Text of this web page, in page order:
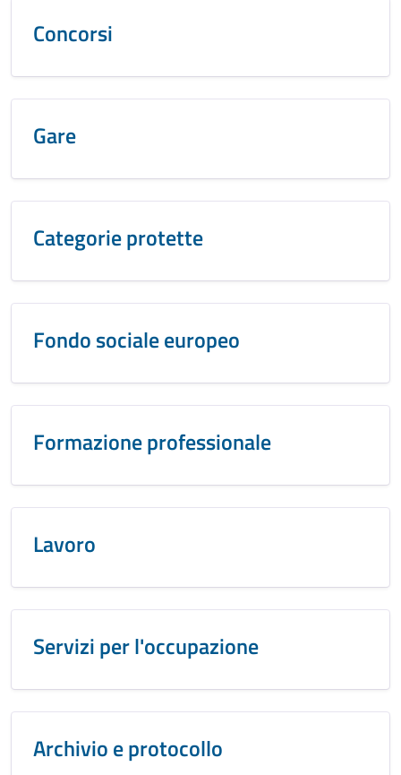
Concorsi
Gare
Categorie protette
Fondo sociale europeo
Formazione professionale
Lavoro
Servizi per l'occupazione
Archivio e protocollo